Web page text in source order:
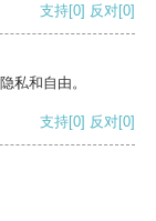
支持[0] 反对[0]
私和自由。
支持[0] 反对[0]